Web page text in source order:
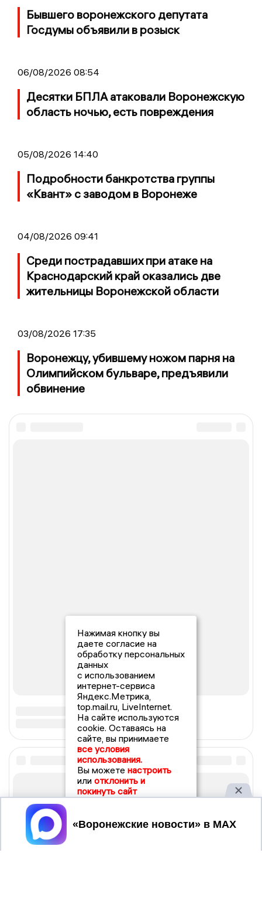
Бывшего воронежского депутата
Госдумы объявили в розыск
06/08/2026 08:54
Десятки БПЛА атаковали Воронежскую
область ночью, есть повреждения
05/08/2026 14:40
Подробности банкротства группы
«Квант» с заводом в Воронеже
04/08/2026 09:41
Среди пострадавших при атаке на
Краснодарский край оказались две
жительницы Воронежской области
03/08/2026 17:35
Воронежцу, убившему ножом парня на
Олимпийском бульваре, предъявили
обвинение
Нажимая кнопку вы
даете согласие на
обработку персональных
данных
с использованием
интернет-сервиса
Яндекс.Метрика,
top.mail.ru, LiveInternet.
На сайте используются
cookie. Оставаясь на
сайте, вы принимаете
все условия
использования.
Вы можете настроить
или отклонить и
покинуть сайт
Принять